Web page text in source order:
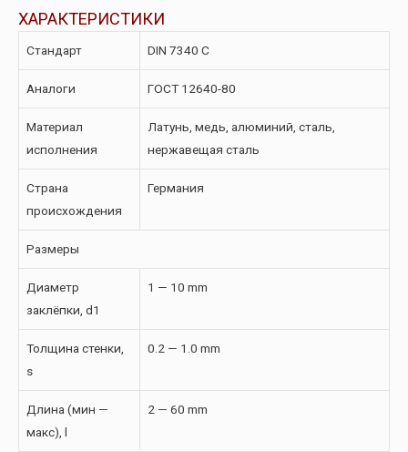
ХАРАКТЕРИСТИКИ
Стандарт DIN 7340 С
Аналоги ГОСТ 12640-80
Материал
исполнения
Латунь, медь, алюминий, сталь,
нержавещая сталь
Страна
происхождения
Германия
Размеры
Диаметр
заклёпки, d1
1 — 10 mm
Толщина стенки,
s
0.2 — 1.0 mm
Длина (мин —
макс), l
2 — 60 mm